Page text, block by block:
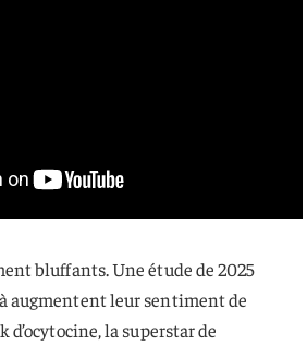
bluffants. Une étude de 2025
augmentent leur sentiment de
d’ocytocine, la superstar de